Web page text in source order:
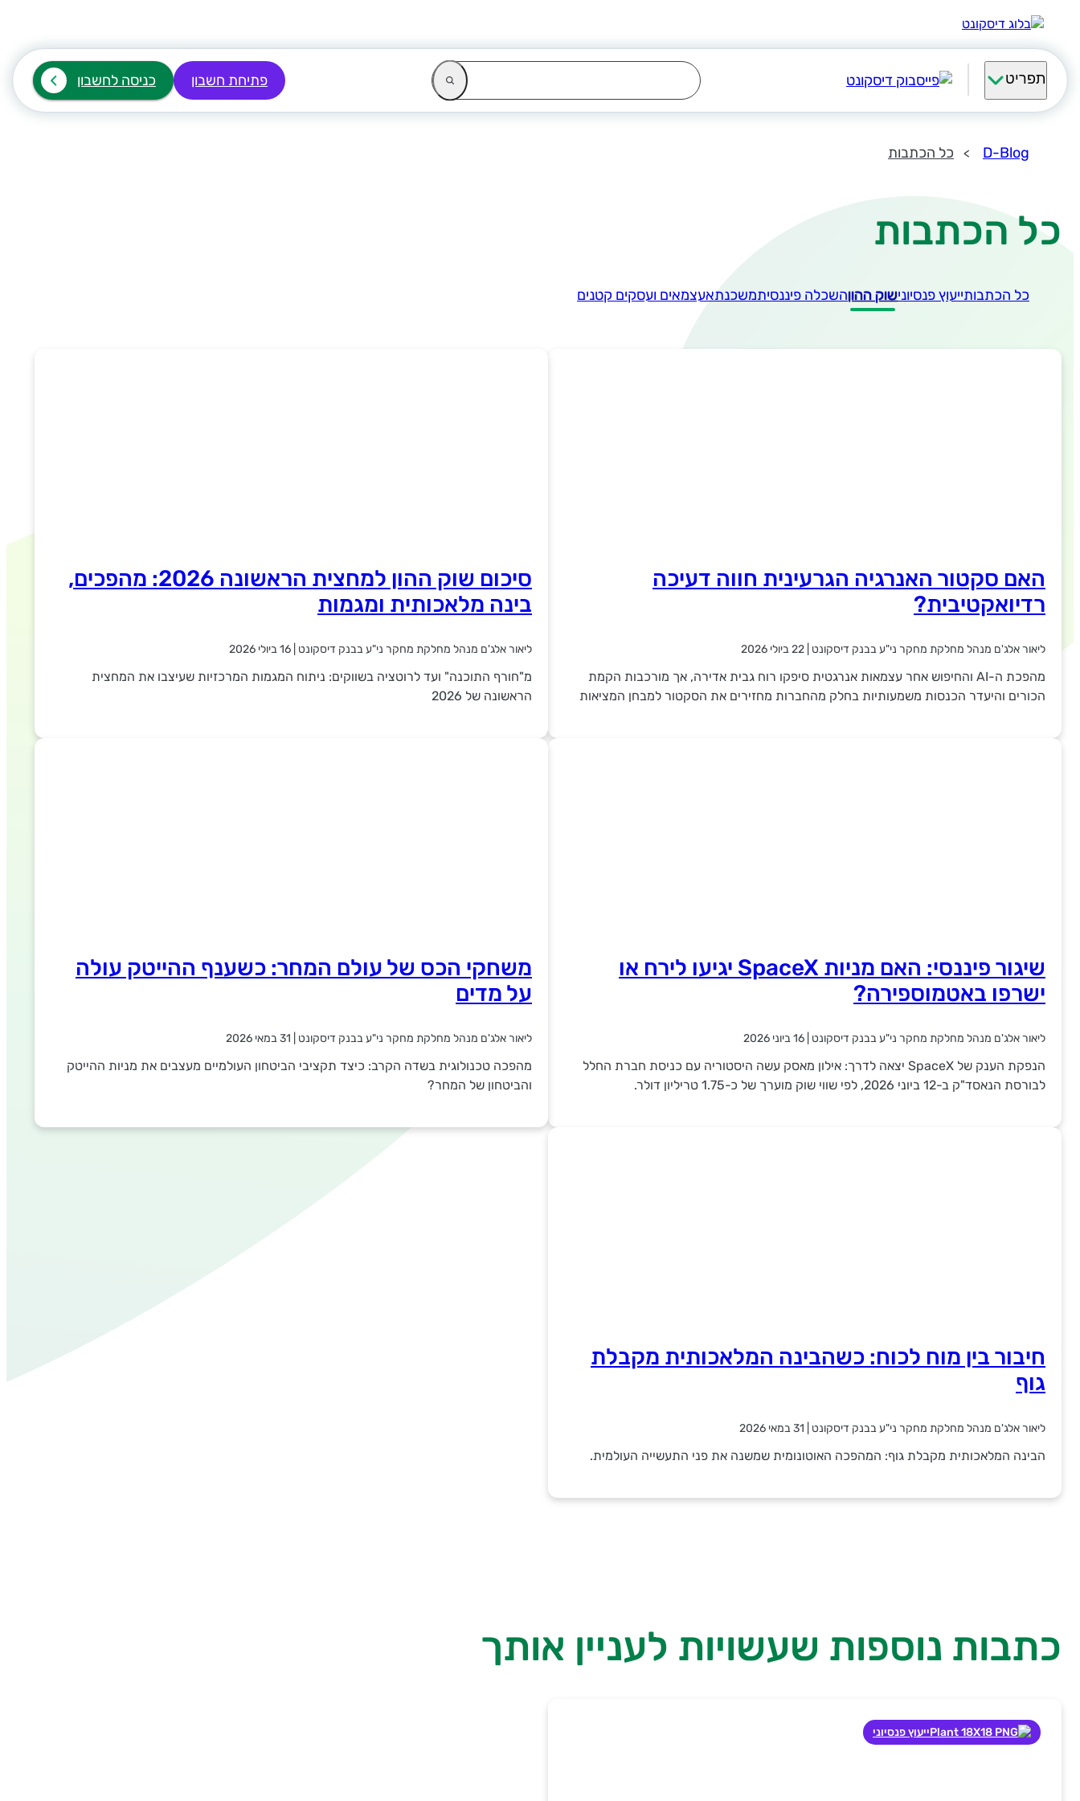
תפריט פתיחת חשבון כניסה לחשבון
D-Blog כל הכתבות
כל הכתבות
כל הכתבותייעוץ פנסיונישוק ההוןהשכלה פיננסיתמשכנתאעצמאים ועסקים קטנים
האם סקטור האנרגיה הגרעינית חווה דעיכה
רדיואקטיבית?
ליאור אלג'ם מנהל מחלקת מחקר ני"ע בבנק דיסקונט 22 ביולי 2026
מהפכת ה-AI והחיפוש אחר עצמאות אנרגטית סיפקו רוח גבית אדירה, אך מורכבות הקמת
הכורים והיעדר הכנסות משמעותיות בחלק מהחברות מחזירים את הסקטור למבחן המציאות
סיכום שוק ההון למחצית הראשונה 2026: מהפכים,
בינה מלאכותית ומגמות
ליאור אלג'ם מנהל מחלקת מחקר ני"ע בבנק דיסקונט 16 ביולי 2026
מ"חורף התוכנה" ועד לרוטציה בשווקים: ניתוח המגמות המרכזיות שעיצבו את המחצית
הראשונה של 2026
שיגור פיננסי: האם מניות SpaceX יגיעו לירח או
ישרפו באטמוספירה?
ליאור אלג'ם מנהל מחלקת מחקר ני"ע בבנק דיסקונט 16 ביוני 2026
הנפקת הענק של SpaceX יצאה לדרך: אילון מאסק עשה היסטוריה עם כניסת חברת החלל
לבורסת הנאסד"ק ב-12 ביוני 2026, לפי שווי שוק מוערך של כ-1.75 טריליון דולר.
משחקי הכס של עולם המחר: כשענף ההייטק עולה
על מדים
ליאור אלג'ם מנהל מחלקת מחקר ני"ע בבנק דיסקונט 31 במאי 2026
מהפכה טכנולוגית בשדה הקרב: כיצד תקציבי הביטחון העולמיים מעצבים את מניות ההייטק
והביטחון של המחר?
חיבור בין מוח לכוח: כשהבינה המלאכותית מקבלת
גוף
ליאור אלג'ם מנהל מחלקת מחקר ני"ע בבנק דיסקונט 31 במאי 2026
הבינה המלאכותית מקבלת גוף: המהפכה האוטונומית שמשנה את פני התעשייה העולמית.
כתבות נוספות שעשויות לעניין אותך
ייעוץ פנסיוני